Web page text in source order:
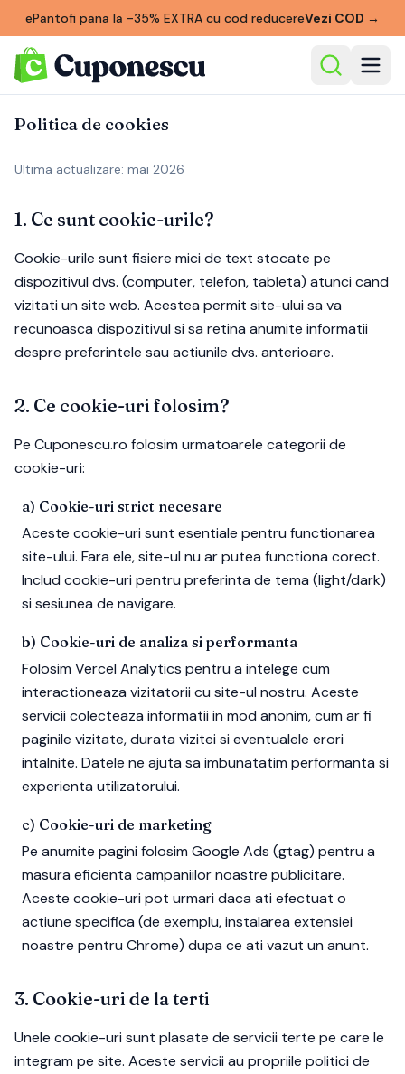
ePantofi pana la -35% EXTRA cu cod reducereVezi COD →
Politica de cookies
Ultima actualizare: mai 2026
1. Ce sunt cookie-urile?
Cookie-urile sunt fisiere mici de text stocate pe
dispozitivul dvs. (computer, telefon, tableta) atunci cand
vizitati un site web. Acestea permit site-ului sa va
recunoasca dispozitivul si sa retina anumite informatii
despre preferintele sau actiunile dvs. anterioare.
2. Ce cookie-uri folosim?
Pe Cuponescu.ro folosim urmatoarele categorii de
cookie-uri:
a) Cookie-uri strict necesare
Aceste cookie-uri sunt esentiale pentru functionarea
site-ului. Fara ele, site-ul nu ar putea functiona corect.
Includ cookie-uri pentru preferinta de tema (light/dark)
si sesiunea de navigare.
b) Cookie-uri de analiza si performanta
Folosim Vercel Analytics pentru a intelege cum
interactioneaza vizitatorii cu site-ul nostru. Aceste
servicii colecteaza informatii in mod anonim, cum ar fi
paginile vizitate, durata vizitei si eventualele erori
intalnite. Datele ne ajuta sa imbunatatim performanta si
experienta utilizatorului.
c) Cookie-uri de marketing
Pe anumite pagini folosim Google Ads (gtag) pentru a
masura eficienta campaniilor noastre publicitare.
Aceste cookie-uri pot urmari daca ati efectuat o
actiune specifica (de exemplu, instalarea extensiei
noastre pentru Chrome) dupa ce ati vazut un anunt.
3. Cookie-uri de la terti
Unele cookie-uri sunt plasate de servicii terte pe care le
integram pe site. Aceste servicii au propriile politici de